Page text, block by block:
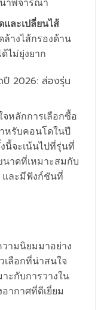
ละเปลี่ยนไส้
างไส้กรองด้าน
ไม่ยุ่งยาก
ปี 2026: ส่องรุ่น
จหลักการเลือกซื้อ
หรับคอนโดในปี
นี้จะเน้นไปที่รุ่นที่
าดที่เหมาะสมกับ
และมีฟังก์ชันที่
ามนิยมมาอย่าง
เลือกที่น่าสนใจ
ะกับการวางใน
ากาศที่ดีเยี่ยม